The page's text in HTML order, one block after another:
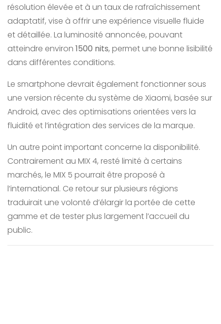
résolution élevée et à un taux de rafraîchissement
adaptatif, vise à offrir une expérience visuelle fluide
et détaillée. La luminosité annoncée, pouvant
atteindre environ 1500 nits, permet une bonne lisibilité
dans différentes conditions.
Le smartphone devrait également fonctionner sous
une version récente du système de Xiaomi, basée sur
Android, avec des optimisations orientées vers la
fluidité et l’intégration des services de la marque.
Un autre point important concerne la disponibilité.
Contrairement au MIX 4, resté limité à certains
marchés, le MIX 5 pourrait être proposé à
l’international. Ce retour sur plusieurs régions
traduirait une volonté d’élargir la portée de cette
gamme et de tester plus largement l’accueil du
public.